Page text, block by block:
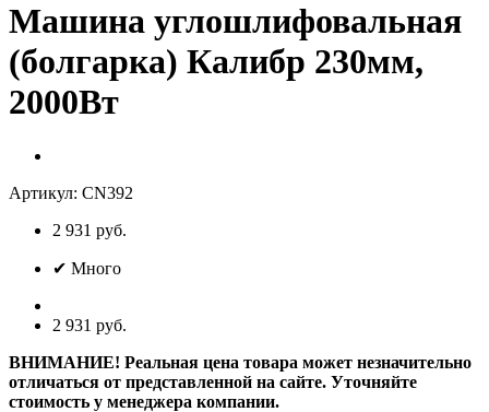
Машина углошлифовальная
(болгарка) Калибр 230мм,
2000Вт
Артикул: CN392
2 931 руб.
✔ Много
2 931 руб.
ВНИМАНИЕ! Реальная цена товара может незначительно
отличаться от представленной на сайте. Уточняйте
стоимость у менеджера компании.